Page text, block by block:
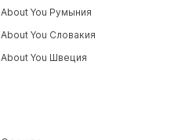
About You Румыния
About You Словакия
About You Швеция